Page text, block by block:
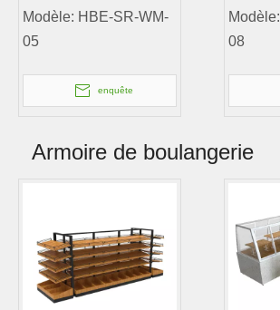
supermarché
Modèle: HBE-SR-WM-
05
enquête
Modèle:
08
Armoire de boulangerie